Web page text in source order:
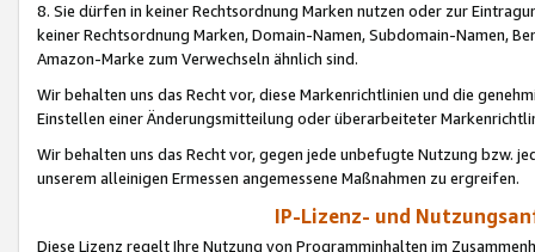
8. Sie dürfen in keiner Rechtsordnung Marken nutzen oder zur
keiner Rechtsordnung Marken, Domain-Namen, Subdomain-Namen,
Amazon-Marke zum Verwechseln ähnlich sind.
Wir behalten uns das Recht vor, diese Markenrichtlinien und die
Einstellen einer Änderungsmitteilung oder überarbeiteter
Wir behalten uns das Recht vor, gegen jede unbefugte Nutzung bzw.
unserem alleinigen Ermessen angemessene Maßnahmen zu ergreifen.
IP-Lizenz- und
Diese Lizenz regelt Ihre Nutzung von Programminhalten im